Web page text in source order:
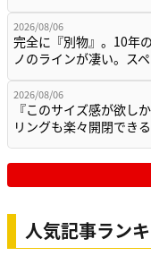
2026/08/06
完全に『別物』。10年
ノのラインが凄い。ス
2026/08/06
『このサイズ感が欲し
リングも楽々開閉でき
人気記事ラン